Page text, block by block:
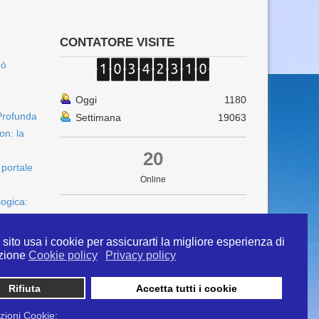
sito usa i cookie per assicurarti la migliore esperienza di
Cookie policy Privacy policy
Rifiuta Accetta tutti i cookie
Cookie:
la
CONTATORE VISITE
Oggi
1180
Settimana
19063
20
Online
info@ipertermiaitalia.it tel. 331/9584817 . Il